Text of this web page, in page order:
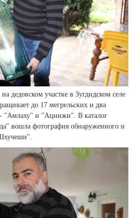
дедовском участке в Зугдидском селе
до 17 мегрельских и два
- "Амлаху" и "Ацнижи". В каталог
вошла фотография обнаруженного и